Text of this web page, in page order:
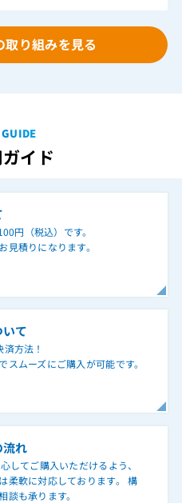
取り組みを見る
イド
円（税込）です。
見積りになります。
て
方法！
スムーズにご購入が可能です。
流れ
してご購入いただけるよう、
柔軟に対応しております。 構
談も承ります。